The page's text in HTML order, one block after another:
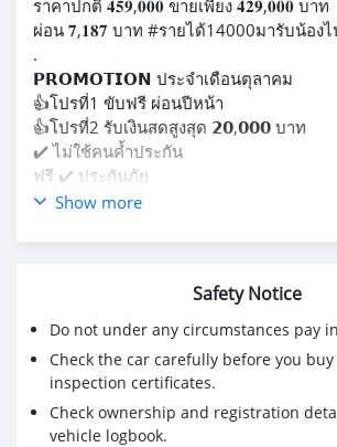
ราคาปกติ 𝟒𝟓𝟗,𝟎𝟎𝟎 ขายเพียง 𝟒𝟐𝟗,𝟎𝟎𝟎 บาท
ผ่อน 𝟕,𝟏𝟖𝟕 บาท #รายได้14000มารับน้องไ
.
𝗣𝗥𝗢𝗠𝗢𝗧𝗜𝗢𝗡 ประจำเดือนตุลาคม
👍โปรที่1 ขับฟรี ผ่อนปีหน้า
👍โปรที่2 รับเงินสดสูงสุด 𝟮𝟬,𝟬𝟬𝟬 บาท
✔️ ไม่ใช้คนค้ำประกัน
ฟรี ✔️ ประกันภัย
ฟรี ✔️ ค่าจัด+โอน
ฟรี ✔️ บริการช่วยเหลือฉุกเฉิน 24 ชม 1 ปี
✔️ รับประกัน เครื่องเดิม
Show more
Safety Notice
Do not under any circumstances pay
Check the car carefully before you
inspection certificates.
Check ownership and registration
vehicle logbook.